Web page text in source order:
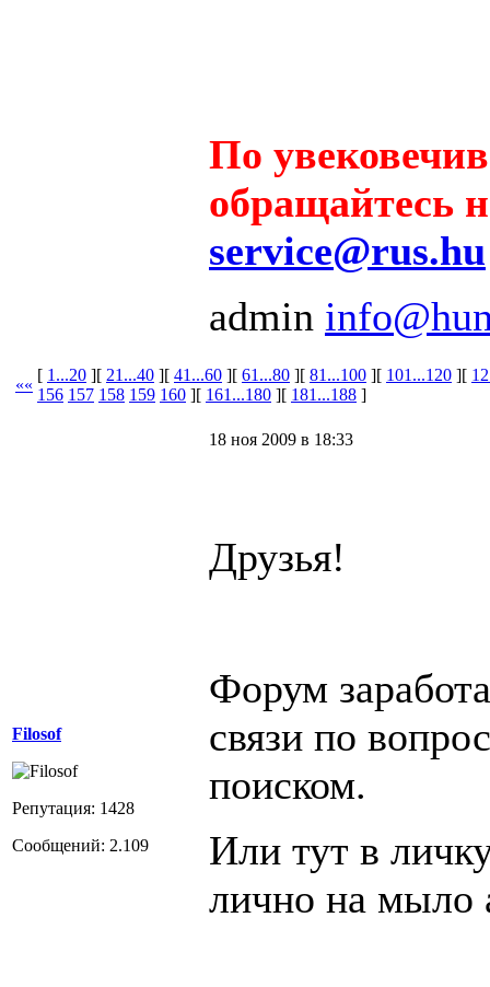
По
обращайтесь
service@rus.hu
admin
««
[ 1...20 ][ 21...40 ][ 41...60 ][ 61...80 ][ 81...100 ][ 101...120 ][
156 157 158 159 160 ][ 161...180 ][ 181...188 ]
Filosof
Репутация: 1428
Сообщений: 2.109
18 ноя 2009 в 18:33
Друзья!
Форум
связи по
поиском.
Или тут в
лично на мыло